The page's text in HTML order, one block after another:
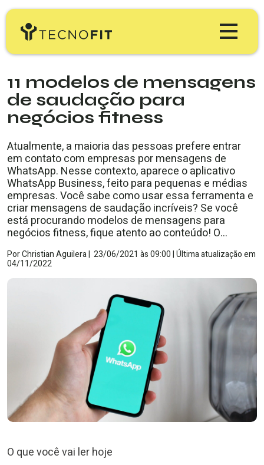
Tecnofit Gym
Tecnofit Studio
Tecnofit Pro
Preços
Educação
Blog Tecnofit
Materiais Gratuitos
Workshop & Webinars
Minha Conta
TESTE GRÁTIS
11 modelos de mensagens
de saudação para
negócios fitness
Atualmente, a maioria das pessoas prefere entrar
em contato com empresas por mensagens de
WhatsApp. Nesse contexto, aparece o aplicativo
WhatsApp Business, feito para pequenas e médias
empresas. Você sabe como usar essa ferramenta e
criar mensagens de saudação incríveis? Se você
está procurando modelos de mensagens para
negócios fitness, fique atento ao conteúdo! O…
PorChristian Aguilera| 23/06/2021 às09:00 |Última atualização em
04/11/2022
O que você vai ler hoje